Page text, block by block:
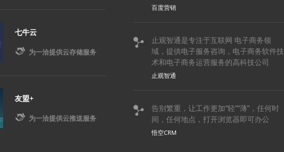
七牛云
 为一洽提供云存储服务
友盟+
 为一洽提供云推送服务
百度营销

止观智通是专注于互联网 电子商务领
域，提供电子服务咨询，电子商务软件技
术和电子商务运营服务的高科技公司
止观智通

告别繁重，让工作更加“轻”“薄”，任何时
间，任何地点，打开浏览器即可办公
悟空CRM